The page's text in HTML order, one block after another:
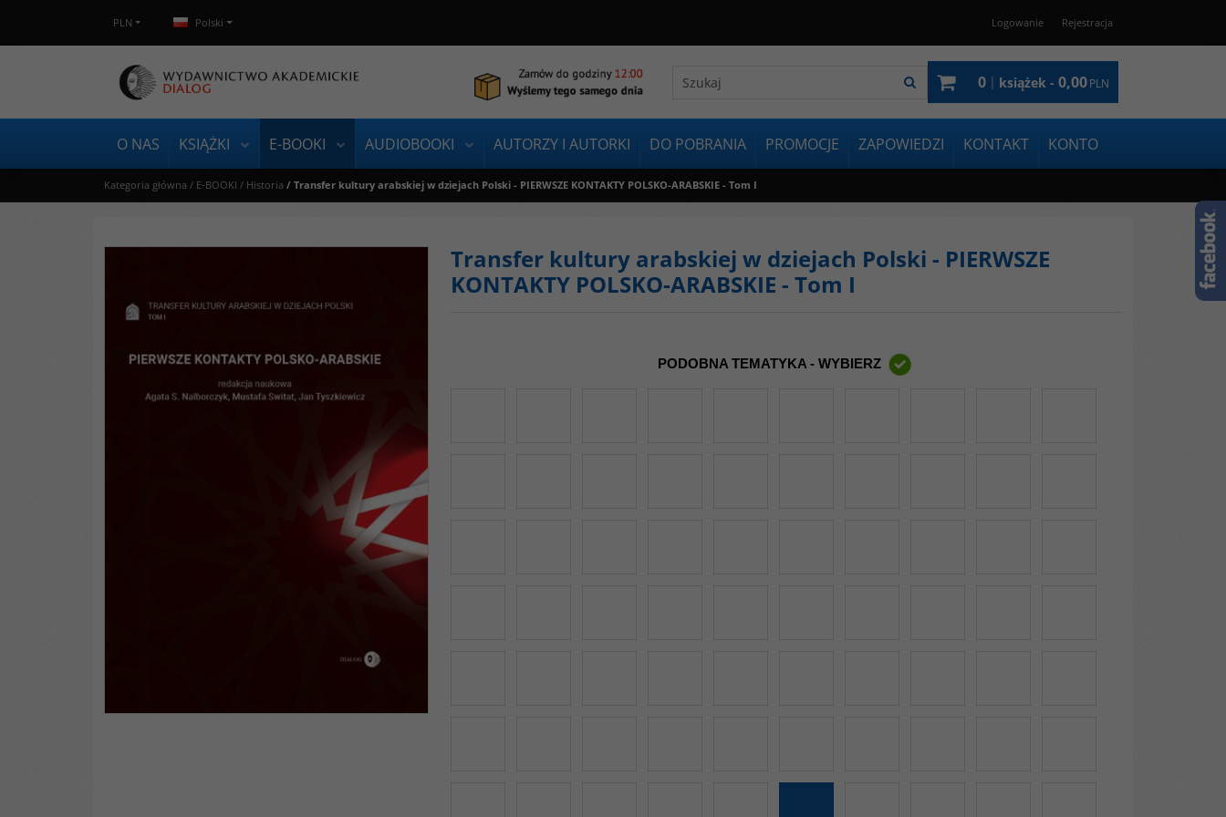
PLN Polski Logowanie Rejestracja
0 | książek - 0,00PLN
O NAS KSIĄŻKI E-BOOKI AUDIOBOOKI AUTORZY I AUTORKI DO POBRANIA PROMOCJE ZAPOWIEDZI KONTAKT KONTO
Kategoria główna / E-BOOKI / Historia / Transfer kultury arabskiej w dziejach Polski - PIERWSZE KONTAKTY POLSKO-ARABSKIE - Tom I
Transfer kultury arabskiej w dziejach Polski - PIERWSZE
KONTAKTY POLSKO-ARABSKIE - Tom I
PODOBNA TEMATYKA - WYBIERZ